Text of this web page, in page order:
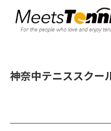
神奈中テニススクー